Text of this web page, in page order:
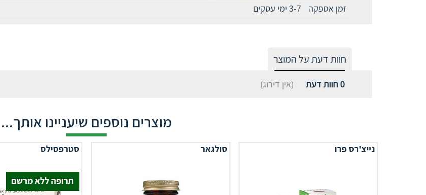
זמן אספקה
3-7 ימי עסקים
חוות דעת על המוצר
0חוות דעת (אין דירוג)
מוצרים נוספים שיעניינו אותך...
נייצ'רס פרו סולגאר סטרפסילס